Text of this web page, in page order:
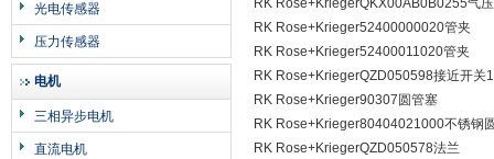
光电传感器
压力传感器
电机
三相异步电机
直流电机
RK Rose+KriegerQKX00AB0B0255气
RK Rose+Krieger52400000020管夹
RK Rose+Krieger52400011020管夹
RK Rose+KriegerQZD050598接近开关1
RK Rose+Krieger90307圆管塞
RK Rose+Krieger80404021000不锈钢
RK Rose+KriegerQZD050578法兰